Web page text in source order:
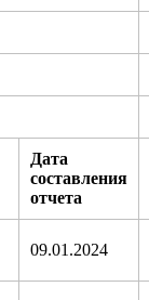
Дата
составления
отчета
09.01.2024